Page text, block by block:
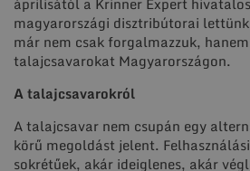
magyarországi disztribútorai
már nem csak forgalmazzuk,
talajcsavarokat Magyarországon.
A talajcsavarokról
A talajcsavar nem csupán egy
körű megoldást jelent.
sokrétűek, akár ideiglenes, akár